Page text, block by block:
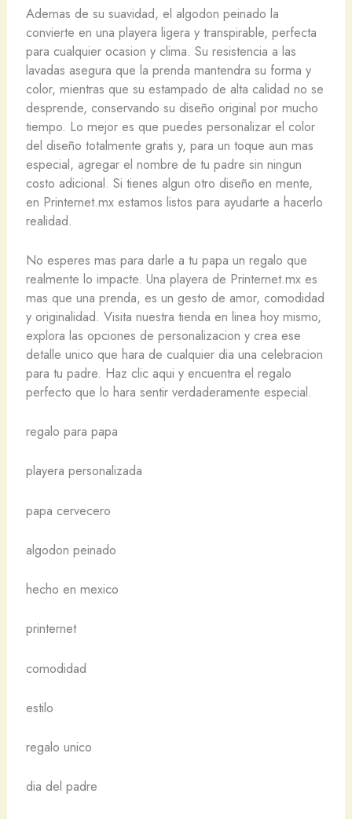
Ademas de su suavidad, el algodon peinado la
convierte en una playera ligera y transpirable, perfecta
para cualquier ocasion y clima. Su resistencia a las
lavadas asegura que la prenda mantendra su forma y
color, mientras que su estampado de alta calidad no se
desprende, conservando su diseño original por mucho
tiempo. Lo mejor es que puedes personalizar el color
del diseño totalmente gratis y, para un toque aun mas
especial, agregar el nombre de tu padre sin ningun
costo adicional. Si tienes algun otro diseño en mente,
en Printernet.mx estamos listos para ayudarte a hacerlo
realidad.
No esperes mas para darle a tu papa un regalo que
realmente lo impacte. Una playera de Printernet.mx es
mas que una prenda, es un gesto de amor, comodidad
y originalidad. Visita nuestra tienda en linea hoy mismo,
explora las opciones de personalizacion y crea ese
detalle unico que hara de cualquier dia una celebracion
para tu padre. Haz clic aqui y encuentra el regalo
perfecto que lo hara sentir verdaderamente especial.
regalo para papa
playera personalizada
papa cervecero
algodon peinado
hecho en mexico
printernet
comodidad
estilo
regalo unico
dia del padre